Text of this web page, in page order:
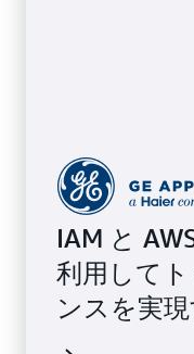
IAM と
利用して
ンスを実